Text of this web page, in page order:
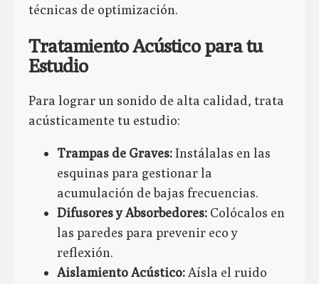
técnicas de optimización.
Tratamiento Acústico para tu
Estudio
Para lograr un sonido de alta calidad, trata
acústicamente tu estudio:
Trampas de Graves:Instálalas en las
esquinas para gestionar la
acumulación de bajas frecuencias.
Difusores y Absorbedores: Colócalos en
las paredes para prevenir eco y
reflexión.
Aislamiento Acústico:Aísla el ruido